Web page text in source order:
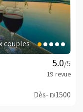
couples
/5
Dès- ₪1500